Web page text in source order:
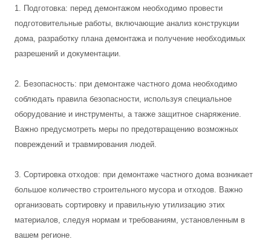
1. Подготовка: перед демонтажом необходимо провести
подготовительные работы, включающие анализ конструкции
дома, разработку плана демонтажа и получение необходимых
разрешений и документации.
2. Безопасность: при демонтаже частного дома необходимо
соблюдать правила безопасности, используя специальное
оборудование и инструменты, а также защитное снаряжение.
Важно предусмотреть меры по предотвращению возможных
повреждений и травмирования людей.
3. Сортировка отходов: при демонтаже частного дома возникает
большое количество строительного мусора и отходов. Важно
организовать сортировку и правильную утилизацию этих
материалов, следуя нормам и требованиям, установленным в
вашем регионе.